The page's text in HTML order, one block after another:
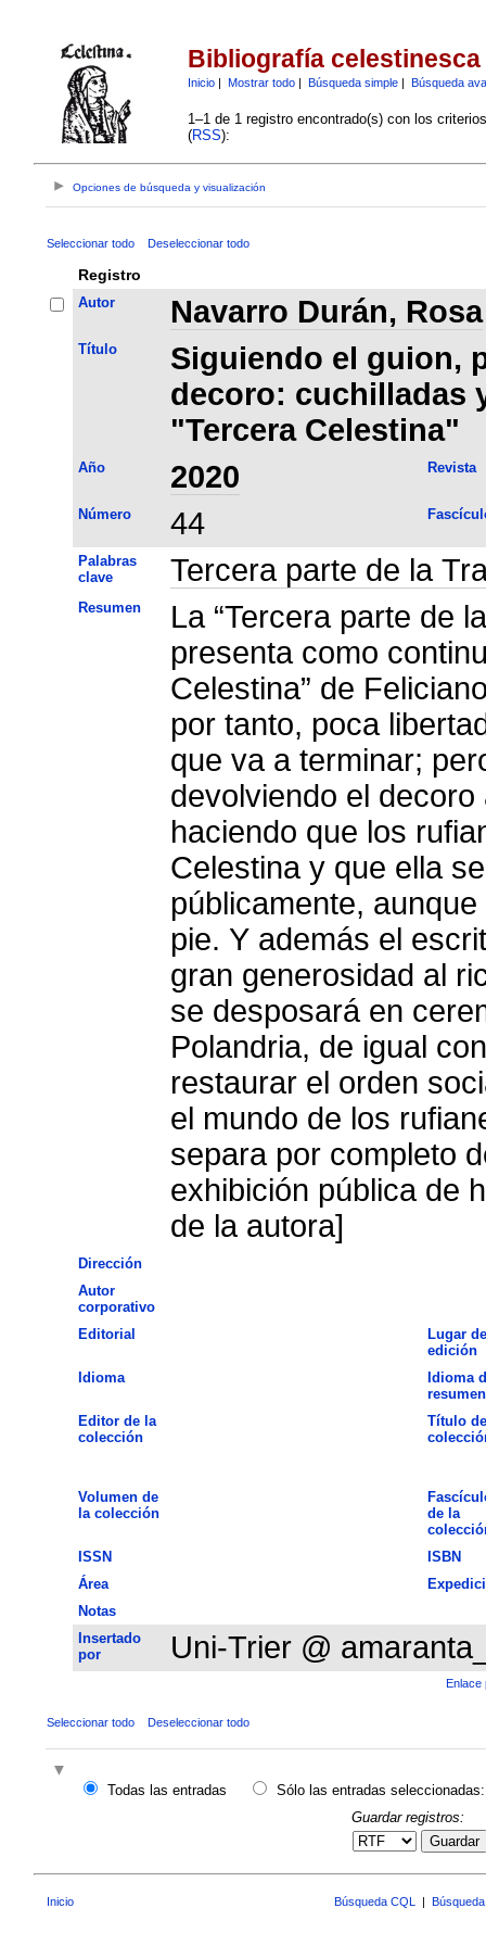
Bibliografía celestinesca
Inicio| Mostrar todo| Búsqueda simple| Búsqueda
1–1 de 1 registro encontrado(s) con los
(RSS):
Opciones de búsqueda y visualización
Seleccionar todo Deseleccionar todo
Registro
Autor Navarro Durán, Rosa
Título
Siguiendo el guion,
decoro: cuchilladas
"Tercera Celestina"
Año 2020 Revista
Número 44
Palabras
clave
Tercera parte de la
Resumen
La “Tercera parte de
presenta como
Celestina” de
por tanto, poca
que va a terminar;
devolviendo el
haciendo que los
Celestina y que ella
públicamente,
pie. Y además el escrito dar pompa
gran generosidad al
se desposará en
Polandria, de igual
restaurar el orden
el mundo de los
separa por completo
exhibición pública de
de la autora]
Dirección
Autor
corporativo
Editorial
Lugar de
edición
Idioma
Idioma
resumen
Editor de la
colección
Título
Volumen de
la colección
de la
ISSN
ISBN
Área
Notas
Insertado
por
Uni-Trier @
Enlace
Seleccionar todo Deseleccionar todo
Todas las entradas
Sólo las entradas seleccionadas:
Guardar registros:
Guardar
Inicio Búsqueda CQL